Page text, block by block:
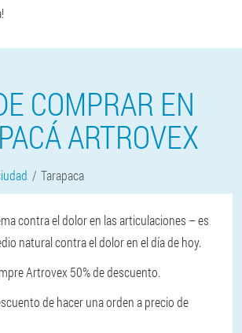
COMPRAR EN
ARTROVEX
Tarapaca
contra el dolor en las articulaciones – es
natural contra el dolor en el día de hoy.
Artrovex 50% de descuento.
de hacer una orden a precio de